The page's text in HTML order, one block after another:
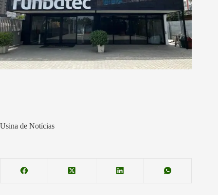
Usina de Notícias